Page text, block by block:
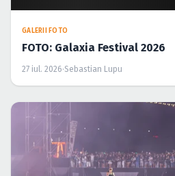
GALERII FOTO
FOTO: Galaxia Festival 2026
27 iul. 2026·Sebastian Lupu